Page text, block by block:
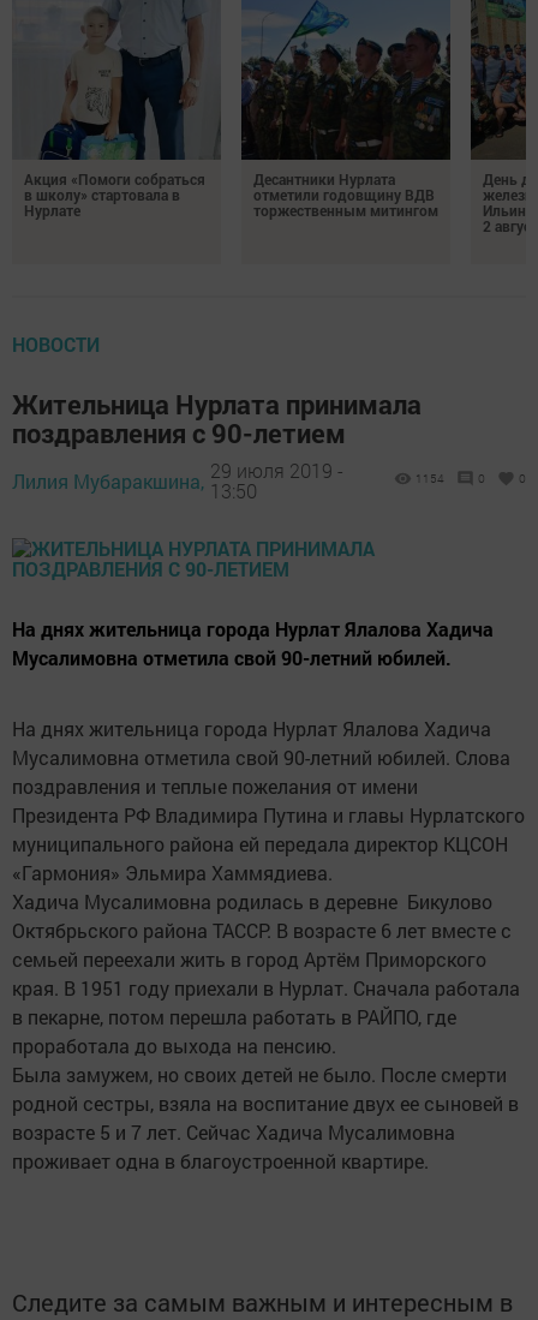
Акция «Помоги собраться
в школу» стартовала в
Нурлате
Десантники Нурлата
отметили годовщину ВДВ
торжественным митингом
День
Ильин
2
НОВОСТИ
Жительница Нурлата принимала
поздравления с 90-летием
Лилия Мубаракшина, 29 июля 2019 -
13:50
1154 0 0
На днях жительница города Нурлат Ялалова Хадича
Мусалимовна отметила свой 90-летний юбилей.
На днях жительница города Нурлат Ялалова Хадича
Мусалимовна отметила свой 90-летний юбилей. Слова
поздравления и теплые пожелания от имени
Президента РФ Владимира Путина и главы Нурлатского
муниципального района ей передала директор КЦСОН
«Гармония» Эльмира Хаммядиева.
Хадича Мусалимовна родилась в деревне Бикулово
Октябрьского района ТАССР. В возрасте 6 лет вместе с
семьей переехали жить в город Артём Приморского
края. В 1951 году приехали в Нурлат. Сначала работала
в пекарне, потом перешла работать в РАЙПО, где
проработала до выхода на пенсию.
Была замужем, но своих детей не было. После смерти
родной сестры, взяла на воспитание двух ее сыновей в
возрасте 5 и 7 лет. Сейчас Хадича Мусалимовна
проживает одна в благоустроенной квартире.
Следите за самым важным и интересным в